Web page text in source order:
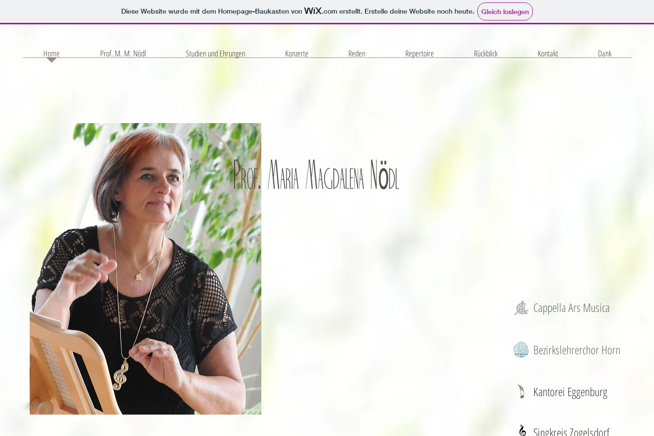
Diese Website wurde mit dem Homepage-Baukasten von .com erstellt. Erstelle deine Website noch heute. Gleich loslegen
Home Prof. M. M. Nödl Studien und Ehrungen Konzerte Reden Repertoire Rückblick Kontakt Dank
Cappella Ars Musica
Bezirkslehrerchor Horn
Kantorei Eggenburg
Singkreis Zogelsdorf